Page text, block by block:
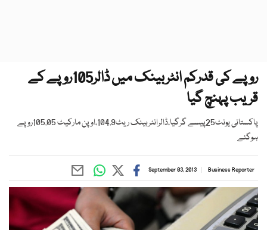
روپے کی قدرکم انٹربینک میں ڈالر105روپے کے
قریب پہنچ گیا
پاکستانی یونٹ25پیسے گرگیا،ڈالرانٹربینک ریٹ104.9،اوپن مارکیٹ 105.05روپے
ہوگئے
Business Reporter
September 03, 2013